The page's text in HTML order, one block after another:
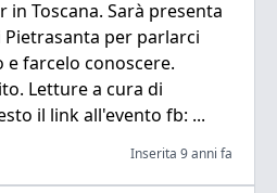
Toscana. Sarà presenta
per parlarci
e farcelo conoscere.
Letture a cura di
il link all'evento fb: ...
Inserita 9 anni fa